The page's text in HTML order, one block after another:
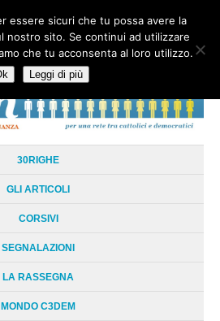
LE RADICI DOCUMENTAZIONE
30RIGHE
GLI ARTICOLI
CORSIVI
SEGNALAZIONI
LA RASSEGNA
MONDO C3DEM
essere sicuri che tu possa avere la
nostro sito. Se continui ad utilizzare
che tu acconsenta al loro utilizzo.
Leggi di più